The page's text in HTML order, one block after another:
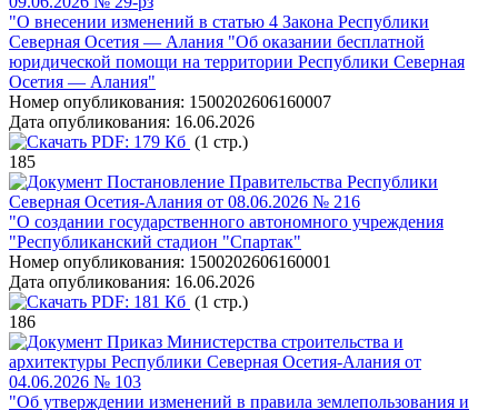
"О внесении изменений в статью 4 Закона Республики
Северная Осетия — Алания "Об оказании бесплатной
юридической помощи на территории Республики Северная
Осетия — Алания"
Номер опубликования: 1500202606160007
Дата опубликования: 16.06.2026
PDF: 179 Кб (1 стр.)
185
Постановление Правительства Республики
Северная Осетия-Алания от 08.06.2026 № 216
"О создании государственного автономного учреждения
"Республиканский стадион "Спартак"
Номер опубликования: 1500202606160001
Дата опубликования: 16.06.2026
PDF: 181 Кб (1 стр.)
186
Приказ Министерства строительства и
архитектуры Республики Северная Осетия-Алания от
04.06.2026 № 103
"Об утверждении изменений в правила землепользования и